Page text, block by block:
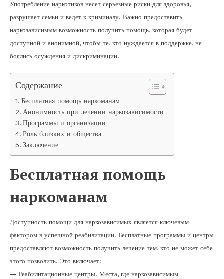
Употребление наркотиков несет серьезные риски для здоровья,
разрушает семьи и ведет к криминалу. Важно предоставить
наркозависимым возможность получить помощь, которая будет
доступной и анонимной, чтобы те, кто нуждается в поддержке, не
боялись осуждения и дискриминации.
Содержание
Бесплатная помощь наркоманам
Анонимность при лечении наркозависимости
Программы и организации
Роль близких и общества
Заключение
Бесплатная помощь
наркоманам
Доступность помощи для наркозависимых является ключевым
фактором в успешной реабилитации. Бесплатные программы и центры
предоставляют возможность получить лечение тем, кто не может себе
этого позволить. Это включает:
— Реабилитационные центры. Места, где наркозависимым